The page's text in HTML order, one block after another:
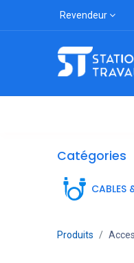
Revendeur
Catégories
CABLES
Produits